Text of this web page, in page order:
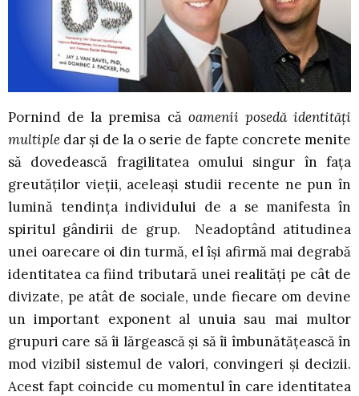
Pornind de la premisa că oamenii posedă identităţi
multiple dar şi de la o serie de fapte concrete menite
să dovedească fragilitatea omului singur în faţa
greutăţilor vieţii, aceleaşi studii recente ne pun în
lumină tendinţa individului de a se manifesta în
spiritul gândirii de grup. Neadoptând atitudinea
unei oarecare oi din turmă, el îşi afirmă mai degrabă
identitatea ca fiind tributară unei realităţi pe cât de
divizate, pe atât de sociale, unde fiecare om devine
un important exponent al unuia sau mai multor
grupuri care să îi lărgească şi să îi îmbunătăţească în
mod vizibil sistemul de valori, convingeri şi decizii.
Acest fapt coincide cu momentul în care identitatea